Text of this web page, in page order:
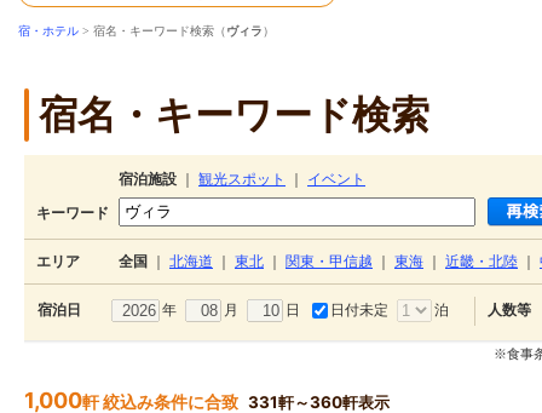
宿・ホテル > 宿名・キーワード検索（ヴィラ）
宿名・キーワード検索
宿泊施設 観光スポット
イベント
キーワード
エリア 全国 北海道 東北 関東・甲信越 東海 近畿・北陸
宿泊日 年 月 日 日付未定 泊 人数等
※食事
1,000軒 絞込み条件に合致 331軒～360軒表示